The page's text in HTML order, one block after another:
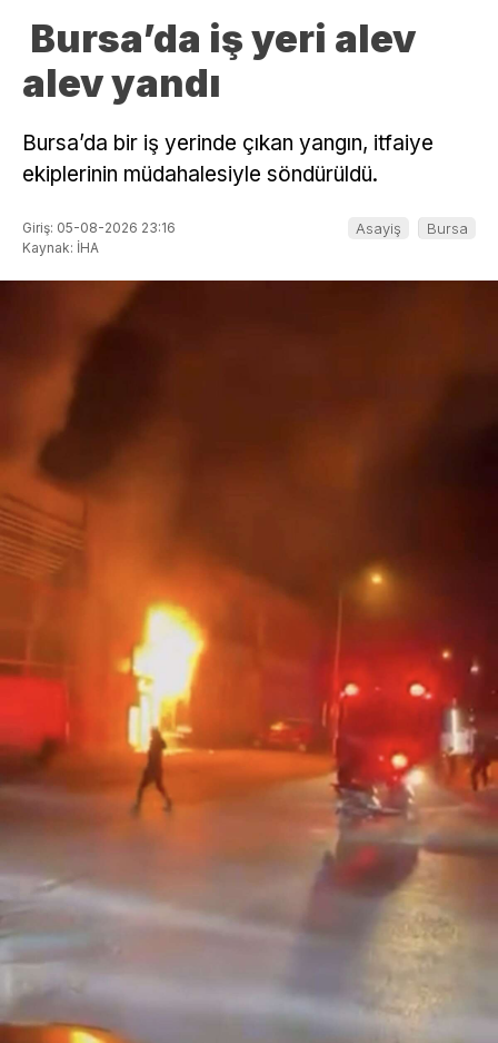
Bursa’da iş yeri alev
alev yandı
Bursa’da bir iş yerinde çıkan yangın, itfaiye
ekiplerinin müdahalesiyle söndürüldü.
Giriş: 05-08-2026 23:16
Kaynak: İHA
Asayiş Bursa